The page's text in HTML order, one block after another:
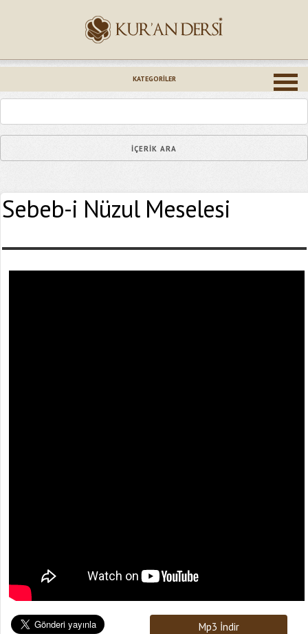
KATEGORILER
Sebeb-i Nüzul Meselesi
Mp3 İndir
Epostanız (*)
Yaşadığınız Hatanın Ayrıntıları